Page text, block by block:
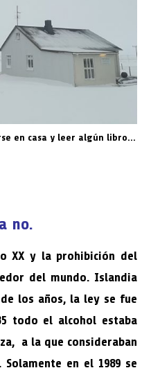
en casa y leer algún libro…
no.
XX y la prohibición del
del mundo. Islandia
los años, la ley se fue
todo el alcohol estaba
a la que consideraban
en el 1989 se